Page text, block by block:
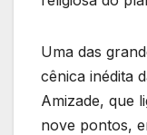
Uma das
cênica inédita
Amizade, que
nove pontos,